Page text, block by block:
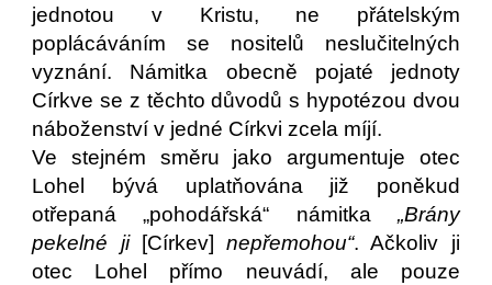
jednotou v Kristu, ne přátelským
poplácáváním se nositelů neslučitelných
vyznání. Námitka obecně pojaté jednoty
Církve se z těchto důvodů s hypotézou dvou
náboženství v jedné Církvi zcela míjí.
Ve stejném směru jako argumentuje otec
Lohel bývá uplatňována již poněkud
otřepaná „pohodářská“ námitka „Brány
pekelné ji
[Církev]nepřemohou“. Ačkoliv ji
otec Lohel přímo neuvádí, ale pouze